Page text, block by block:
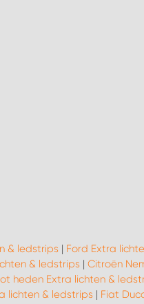
& ledstrips | Ford Extra
& ledstrips | Citroën
heden Extra lichten &
lichten & ledstrips | Fiat